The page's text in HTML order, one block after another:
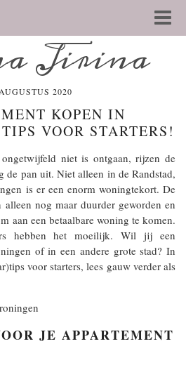
2020
KOPEN IN
VOOR STARTERS!
niet is ontgaan, rijzen de
de pan uit. Niet alleen in de Randstad,
is er een enorm woningtekort. De
nog maar duurder geworden en
aan een betaalbare woning te komen.
hebben het moeilijk. Wil jij een
of in een andere grote stad? In
voor starters, lees gauw verder als
JE APPARTEMENT